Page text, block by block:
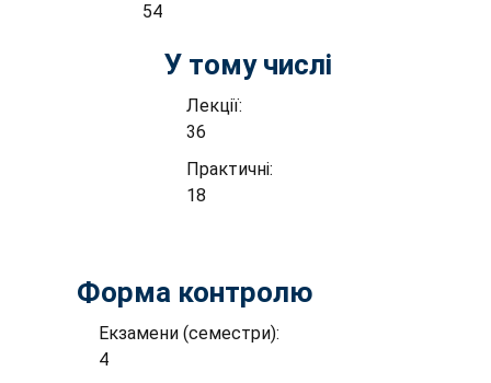
54
У тому числі
Лекції:
36
Практичні:
18
Форма контролю
Екзамени (семестри):
4